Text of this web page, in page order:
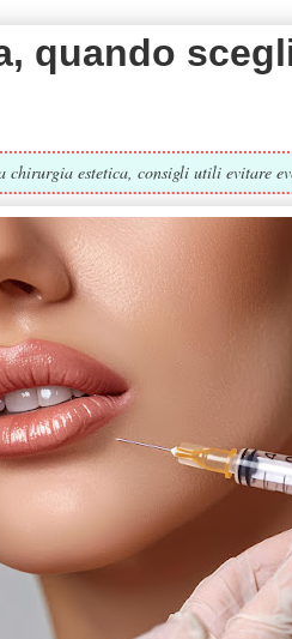
quando
chirurgia estetica, consigli utili evitare